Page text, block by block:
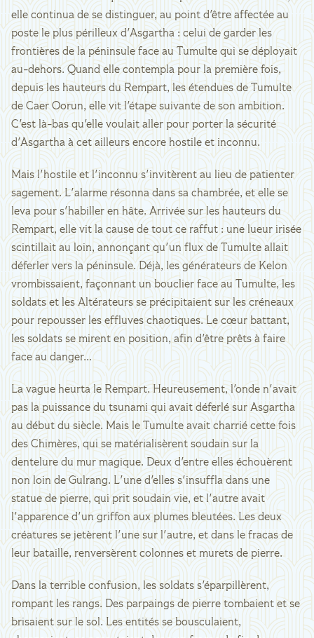
elle continua de se distinguer, au point d'être affectée au
poste le plus périlleux d'Asgartha : celui de garder les
frontières de la péninsule face au Tumulte qui se déployait
au-dehors. Quand elle contempla pour la première fois,
depuis les hauteurs du Rempart, les étendues de Tumulte
de Caer Oorun, elle vit l'étape suivante de son ambition.
C'est là-bas qu'elle voulait aller pour porter la sécurité
d'Asgartha à cet ailleurs encore hostile et inconnu.
Mais l'hostile et l'inconnu s'invitèrent au lieu de patienter
sagement. L'alarme résonna dans sa chambrée, et elle se
leva pour s'habiller en hâte. Arrivée sur les hauteurs du
Rempart, elle vit la cause de tout ce raffut : une lueur irisée
scintillait au loin, annonçant qu'un flux de Tumulte allait
déferler vers la péninsule. Déjà, les générateurs de Kelon
vrombissaient, façonnant un bouclier face au Tumulte, les
soldats et les Altérateurs se précipitaient sur les créneaux
pour repousser les effluves chaotiques. Le cœur battant,
les soldats se mirent en position, afin d'être prêts à faire
face au danger...
La vague heurta le Rempart. Heureusement, l'onde n'avait
pas la puissance du tsunami qui avait déferlé sur Asgartha
au début du siècle. Mais le Tumulte avait charrié cette fois
des Chimères, qui se matérialisèrent soudain sur la
dentelure du mur magique. Deux d'entre elles échouèrent
non loin de Gulrang. L'une d'elles s'insuffla dans une
statue de pierre, qui prit soudain vie, et l'autre avait
l'apparence d'un griffon aux plumes bleutées. Les deux
créatures se jetèrent l'une sur l'autre, et dans le fracas de
leur bataille, renversèrent colonnes et murets de pierre.
Dans la terrible confusion, les soldats s'éparpillèrent,
rompant les rangs. Des parpaings de pierre tombaient et se
brisaient sur le sol. Les entités se bousculaient,